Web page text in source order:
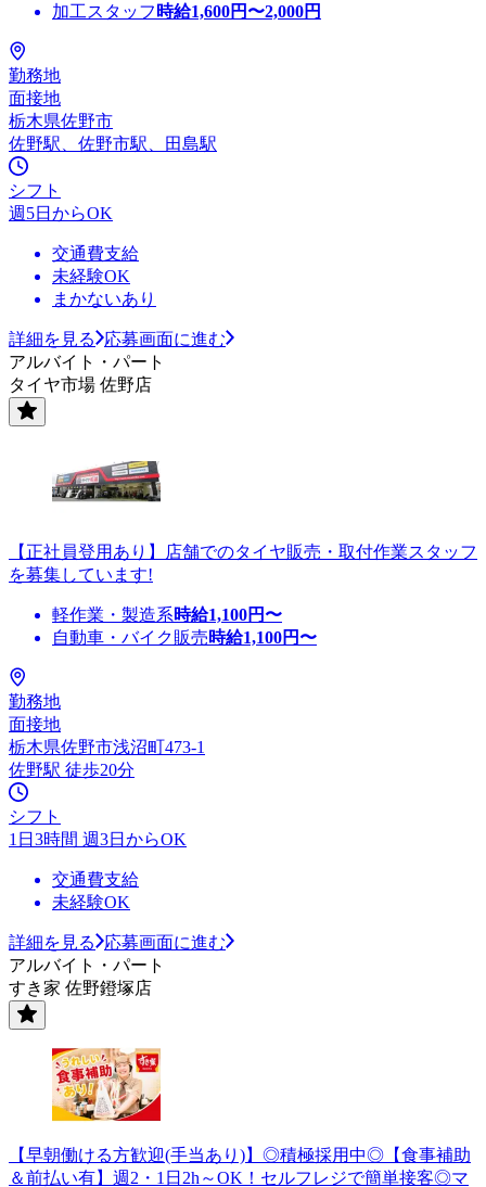
加工スタッフ 時給1,600円〜2,000円
勤務地
面接地
栃木県佐野市
佐野駅、佐野市駅、田島駅
シフト
週5日からOK
交通費支給
未経験OK
まかないあり
詳細を見る
応募画面に進む
アルバイト・パート
タイヤ市場 佐野店
【正社員登用あり】店舗でのタイヤ販売・取付作業スタッフ
を募集しています!
軽作業・製造系時給1,100円〜
自動車・バイク販売時給1,100円〜
勤務地
面接地
栃木県佐野市浅沼町473-1
佐野駅 徒歩20分
シフト
1日3時間 週3日からOK
交通費支給
未経験OK
詳細を見る
応募画面に進む
アルバイト・パート
すき家 佐野鐙塚店
【早朝働ける方歓迎(手当あり)】◎積極採用中◎【食事補助
＆前払い有】週2・1日2h～OK！セルフレジで簡単接客◎マ